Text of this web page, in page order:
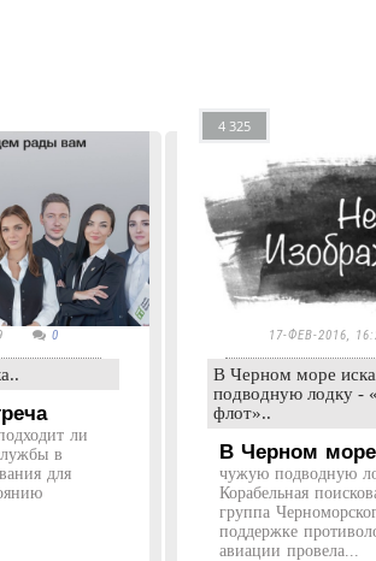
0
ли
в
для
4 325
17-ФЕВ-2016,
В Черном море
подводную лодку -
флот»..
В Черном
чужую подводную
Корабельная
группа
поддержке
авиации провела...